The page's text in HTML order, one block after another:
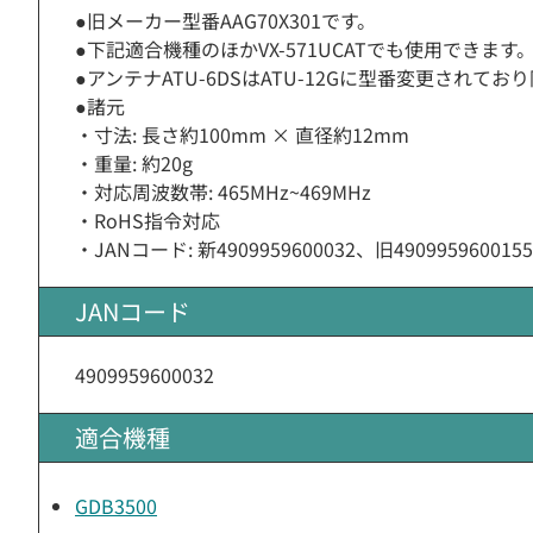
●旧メーカー型番AAG70X301です。
●下記適合機種のほかVX-571UCATでも使用できます。
●アンテナATU-6DSはATU-12Gに型番変更されており
●諸元
・寸法: 長さ約100mm × 直径約12mm
・重量: 約20g
・対応周波数帯: 465MHz~469MHz
・RoHS指令対応
・JANコード: 新4909959600032、旧4909959600155
JANコード
4909959600032
適合機種
GDB3500